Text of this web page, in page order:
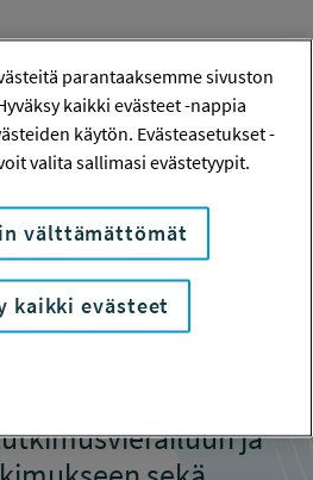
stipendien
avattu. Haettavana
tutkittuun
tietokirjan
väitöskirjastipendi
6–12
post
ja
parantaaksemme sivuston
kaikki evästeet -nappia
käytön. Evästeasetukset -
valita sallimasi evästetyypit.
välttämättömät
kaikki evästeet